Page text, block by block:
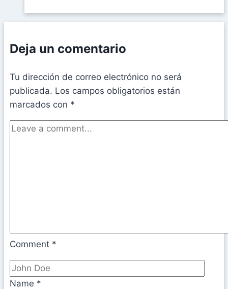
Deja un comentario
Tu dirección de correo electrónico no será
publicada. Los campos obligatorios están
marcados con *
Comment *
Name *